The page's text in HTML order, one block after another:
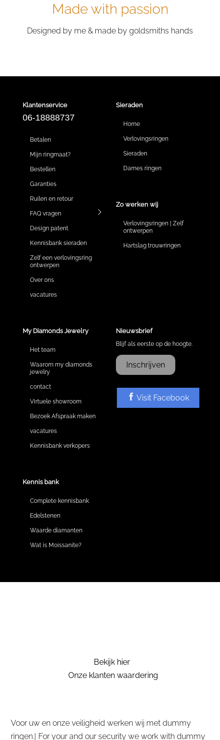
Made with passion
Designed by me & made by goldsmiths hands
Klantenservice
06-18888737
Betalen
Mijn ringmaat?
Bestellen
Garanties
Ruilen en retour
FAQ vragen
Design patent
Kennisbank sieraden
Zelf een verlovingsring
ontwerpen
Over ons
vacatures
Sieraden
Home
Verlovingsringen
Sieraden
Dames ringen
Zo werken wij
Verlovingsringen | Zelf
ontwerpen
Hartslag trouwringen
My Diamonds Jewelry
Het team
Waarom my diamonds
jewelry
contact
Virtuele showroom
Bezoek Afspraak maken
vacatures
Kennisbank verkopers
Kennis bank
Complete kennisbank
Edelstenen
Waarde diamanten
Wat is Moissanite?
Nieuwsbrief
Blijf als eerste op de hoogte.
Inschrijven
Visit Facebook
Bekijk hier
Onze klanten waardering
Voor uw en onze veiligheid werken wij met dummy
ringen.| For your and our security we work with dummy